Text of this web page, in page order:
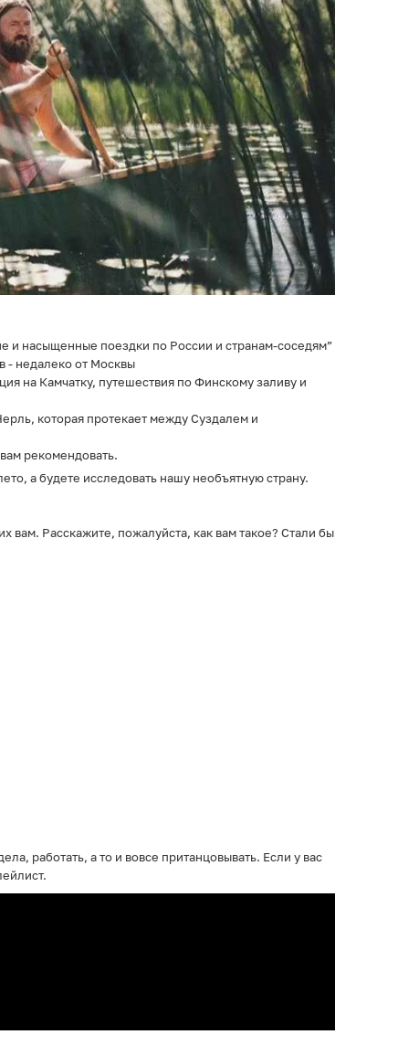
и насыщенные поездки по России и странам-соседям”
- недалеко от Москвы
на Камчатку, путешествия по Финскому заливу и
которая протекает между Суздалем и
рекомендовать.
а будете исследовать нашу необъятную страну.
вам. Расскажите, пожалуйста, как вам такое? Стали бы
работать, а то и вовсе пританцовывать. Если у вас